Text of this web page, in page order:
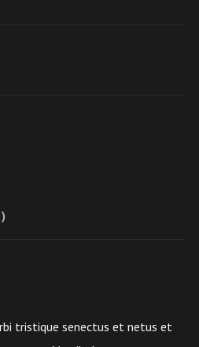
tristique senectus et netus et